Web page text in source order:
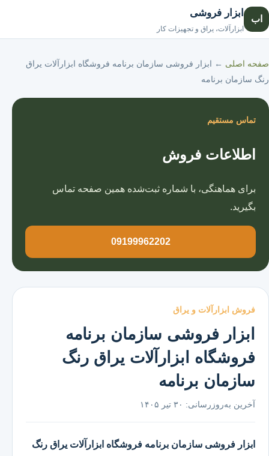
اب
ابزار فروشی
ابزارآلات، یراق و تجهیزات کار
صفحه اصلی ← ابزار فروشی سازمان برنامه فروشگاه ابزارآلات یراق
رنگ سازمان برنامه
فروش ابزارآلات و یراق
ابزار فروشی سازمان برنامه
فروشگاه ابزارآلات یراق رنگ
سازمان برنامه
آخرین به‌روزرسانی: ۳۰ تیر ۱۴۰۵
ابزار فروشی سازمان برنامه فروشگاه ابزارآلات یراق رنگ
تماس مستقیم
اطلاعات فروش
برای هماهنگی، با شماره ثبت‌شده همین صفحه تماس
بگیرید.
09199962202